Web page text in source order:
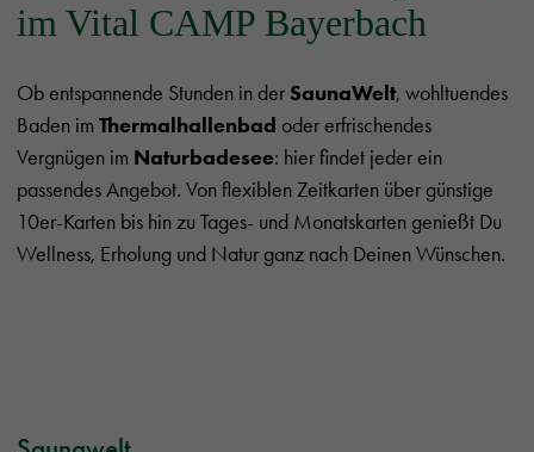
im Vital CAMP Bayerbach
Ob entspannende Stunden in der SaunaWelt, wohltuendes
Baden im Thermalhallenbad oder erfrischendes
Vergnügen im Naturbadesee: hier findet jeder ein
passendes Angebot. Von flexiblen Zeitkarten über günstige
10er-Karten bis hin zu Tages- und Monatskarten genießt Du
Wellness, Erholung und Natur ganz nach Deinen Wünschen.